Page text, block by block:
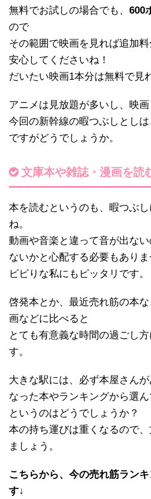
無料でお試しの場合でも、 600
ので
その範囲で映画を見れば追加
安心してくださいね！
だいたい映画1本分は無料で見
アニメは見放題が多いし、映
今回の新幹線の暇つぶしとし
ですがどうでしょうか。
文庫本や雑誌・漫画を読
本を読むというのも、暇つぶ
ね。
動画や音楽と違って音が出な
ないかと心配する必要もありま
ビビりな私にもピッタリです。
啓発本とか、最近売れ筋の本
画などに比べると
とても有意義な時間の過ごし
す。
大きな駅には、必ず本屋さん
なった本やランキングから選ん
というのはどうでしょうか？
本の持ち運びは重くなるので
ましょう。
こちらから、今の売れ筋ラン
す↓